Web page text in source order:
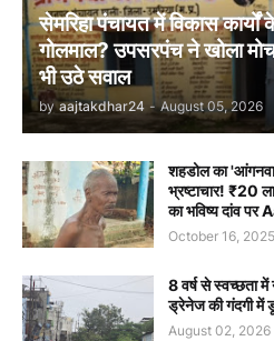
सेमरिहा पंचायत में विकास कार्यों
गोलमाल? उपसरपंच ने खोला
भी उठे सवाल
by aajtakdhar24 - August 05, 2026
शहडोल का
भ्रष्टाचार! ₹20
का भविष्य दांव
October 16, 2025
8 वर्ष से स्वच्छता
ड्रेनेज की गंदगी में
August 02, 2026